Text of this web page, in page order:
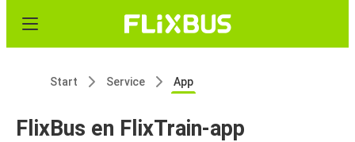
Start Service App
FlixBus en FlixTrain-app